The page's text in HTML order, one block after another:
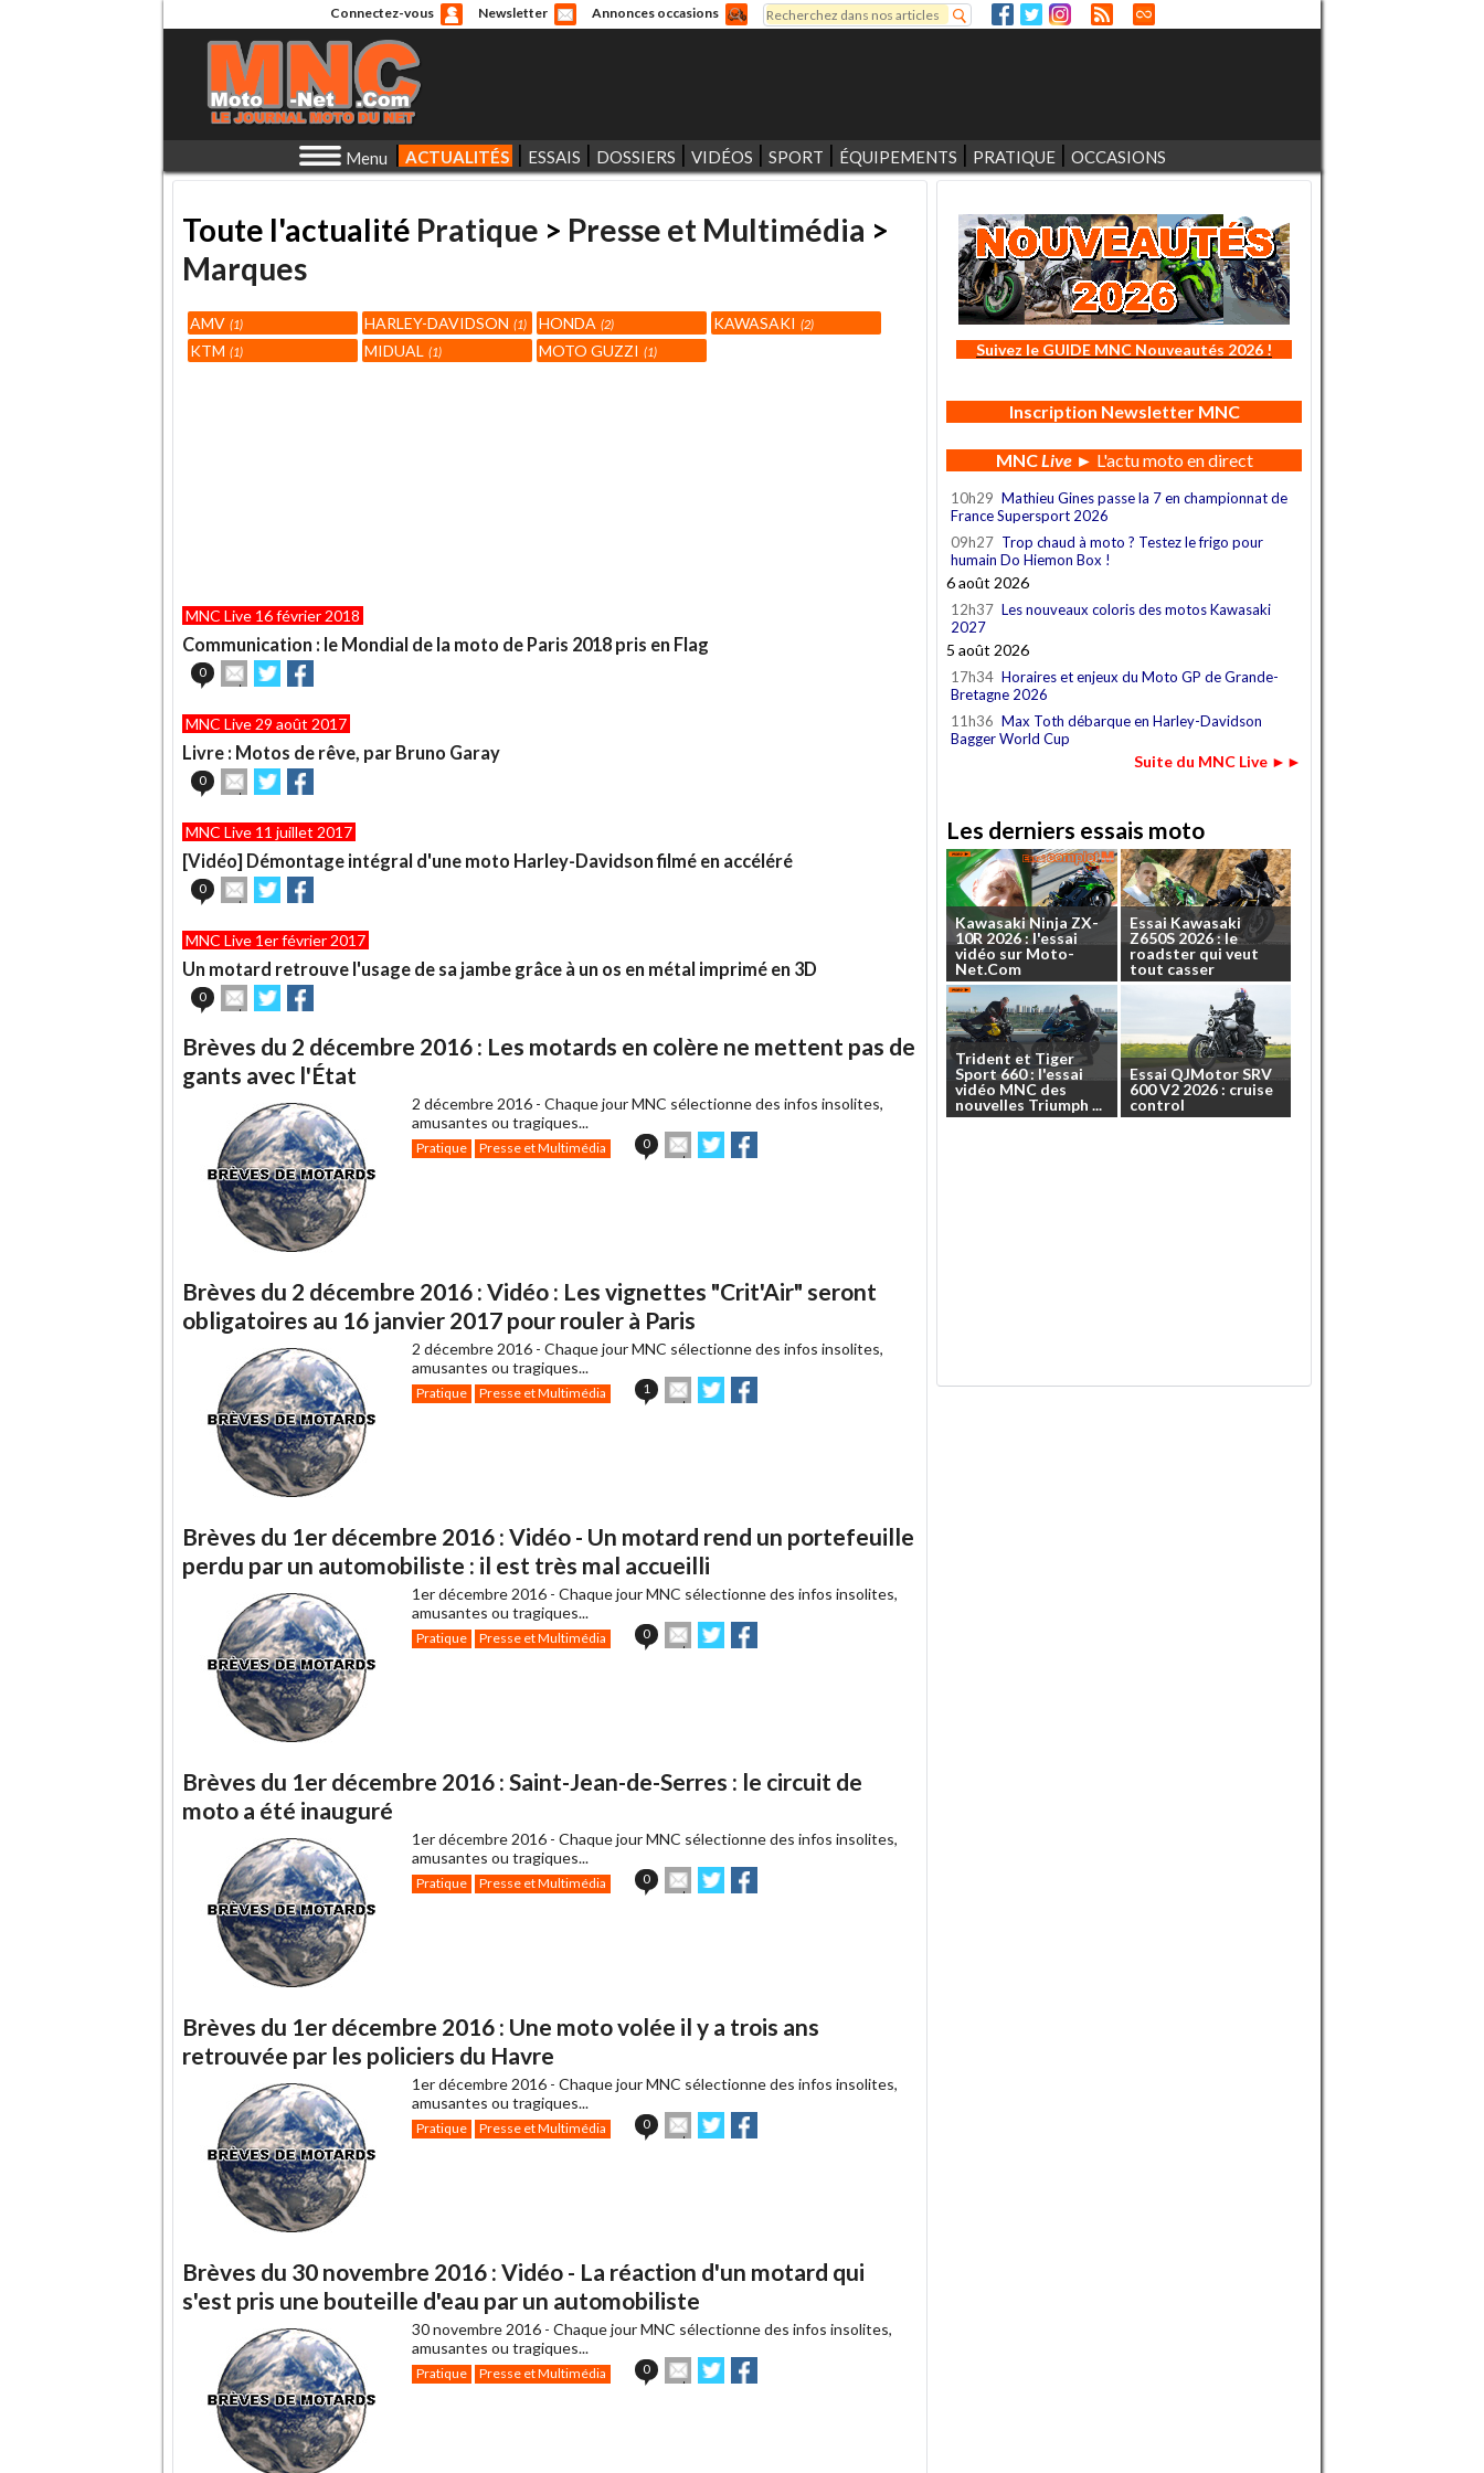
Connectez-vous Newsletter Annonces occasions
Formulaire de recherche
Rechercher
Menu ACTUALITÉS ESSAIS DOSSIERS VIDÉOS SPORT ÉQUIPEMENTS PRATIQUE OCCASIONS
Toute l'actualité Pratique > Presse et Multimédia >
Marques
AMV 1 HARLEY-DAVIDSON 1 HONDA 2 KAWASAKI 2
KTM 1 MIDUAL 1 MOTO GUZZI 1
MNC Live 16 février 2018
Communication : le Mondial de la moto de Paris 2018 pris en Flag
0
Envoyer
cet
à
un
ami
Partager
sur sur
MNC Live 29 août 2017
Livre : Motos de rêve, par Bruno Garay
0
Envoyer
cet
à
un
ami
Partager
sur sur
MNC Live 11 juillet 2017
[Vidéo] Démontage intégral d'une moto Harley-Davidson filmé en accéléré
0
Envoyer
cet
à
un
ami
Partager
sur sur
MNC Live 1er février 2017
Un motard retrouve l'usage de sa jambe grâce à un os en métal imprimé en 3D
0
Envoyer
cet
à
un
ami
Partager
sur sur
Brèves du 2 décembre 2016 : Les motards en colère ne mettent pas de
gants avec l'État
2 décembre 2016 - Chaque jour MNC sélectionne des infos insolites,
amusantes ou tragiques...
Pratique Presse et Multimédia 0
Envoyer
cet
Partager
sur sur
Brèves du 2 décembre 2016 : Vidéo : Les vignettes "Crit'Air" seront
obligatoires au 16 janvier 2017 pour rouler à Paris
2 décembre 2016 - Chaque jour MNC sélectionne des infos insolites,
amusantes ou tragiques...
Pratique Presse et Multimédia 1
Envoyer
cet
Partager
sur sur
Brèves du 1er décembre 2016 : Vidéo - Un motard rend un portefeuille
perdu par un automobiliste : il est très mal accueilli
1er décembre 2016 - Chaque jour MNC sélectionne des infos insolites,
amusantes ou tragiques...
Pratique Presse et Multimédia 0
Envoyer
cet
Partager
sur sur
Brèves du 1er décembre 2016 : Saint-Jean-de-Serres : le circuit de
moto a été inauguré
1er décembre 2016 - Chaque jour MNC sélectionne des infos insolites,
amusantes ou tragiques...
Pratique Presse et Multimédia 0
Envoyer
cet
Partager
sur sur
Brèves du 1er décembre 2016 : Une moto volée il y a trois ans
retrouvée par les policiers du Havre
1er décembre 2016 - Chaque jour MNC sélectionne des infos insolites,
amusantes ou tragiques...
Pratique Presse et Multimédia 0
Envoyer
cet
Partager
sur sur
Brèves du 30 novembre 2016 : Vidéo - La réaction d'un motard qui
s'est pris une bouteille d'eau par un automobiliste
30 novembre 2016 - Chaque jour MNC sélectionne des infos insolites,
amusantes ou tragiques...
Pratique Presse et Multimédia 0
Envoyer
cet
Partager
sur sur
Suivez le GUIDE MNC Nouveautés 2026 !
Inscription Newsletter MNC
MNCLive► L'actu moto en direct
10h29 Mathieu Gines passe la 7 en championnat de
France Supersport 2026
09h27 Trop chaud à moto ? Testez le frigo pour
humain Do Hiemon Box !
6 août 2026
12h37 Les nouveaux coloris des motos Kawasaki
2027
5 août 2026
17h34 Horaires et enjeux du Moto GP de Grande-
Bretagne 2026
11h36 Max Toth débarque en Harley-Davidson
Bagger World Cup
Suite du MNC Live ►►
Les derniers essais moto
KawasakiNinja ZX-
10R2026: l'essai
vidéo sur Moto-
Net.Com
EssaiKawasaki
Z650S 2026:le
roadster qui veut
tout casser
Trident etTiger
Sport660:l'essai
vidéo MNC des
nouvelles Triumph ...
Essai QJMotorSRV
600V2 2026 : cruise
control